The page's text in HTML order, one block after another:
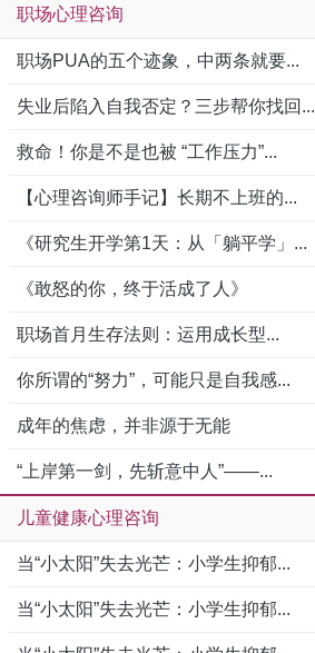
职场心理咨询
职场PUA的五个迹象，中两条就要...
失业后陷入自我否定？三步帮你找回...
救命！你是不是也被 “工作压力”...
【心理咨询师手记】长期不上班的...
《研究生开学第1天：从「躺平学」...
《敢怒的你，终于活成了人》
职场首月生存法则：运用成长型...
你所谓的“努力”，可能只是自我感...
成年的焦虑，并非源于无能
“上岸第一剑，先斩意中人”——...
儿童健康心理咨询
当“小太阳”失去光芒：小学生抑郁...
当“小太阳”失去光芒：小学生抑郁...